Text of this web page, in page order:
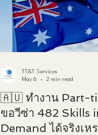
🇦🇺 ทำงาน Part-
ขอวีซ่า 482 Skills
Demand ได้จริงเห
TT&T Services
May 6
2 min read